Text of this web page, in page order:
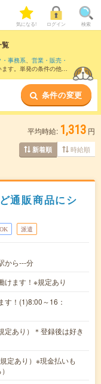
気になる! ログイン 検索
覧
・事務系、 営業・販売・
す。単発の条件の他
条件の変更
平均時給: 1,313 円
新着順 時給順
通販商品にシ
派遣
から---分
ます！※規定あり
す！(1)8:00～16：
定あり）＊登録後は好き
定あり）※現金払いも